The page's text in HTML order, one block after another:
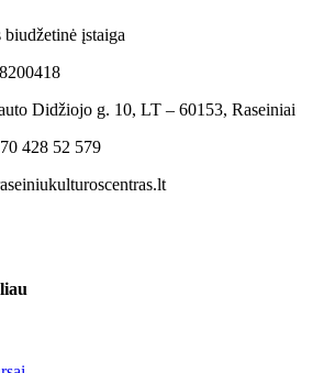
biudžetinė įstaiga
Didžiojo g. 10, LT – 60153, Raseiniai
428 52 579